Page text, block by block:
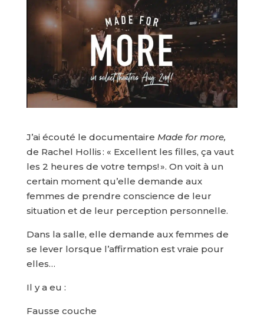
J’ai écouté le documentaire Made for more,
de Rachel Hollis : « Excellent les filles, ça vaut
les 2 heures de votre temps! ». On voit à un
certain moment qu’elle demande aux
femmes de prendre conscience de leur
situation et de leur perception personnelle.
Dans la salle, elle demande aux femmes de
se lever lorsque l’affirmation est vraie pour
elles…
Il y a eu :
Fausse couche